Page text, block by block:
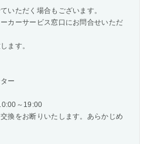
いただく場合もございます。
カーサービス窓口にお問合せいただ
ます。
ー
～19:00
換をお断りいたします。あらかじめ